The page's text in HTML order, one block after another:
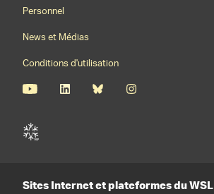
Personnel
News et Médias
Conditions d'utilisation
Sites Internet et plateformes du WSL